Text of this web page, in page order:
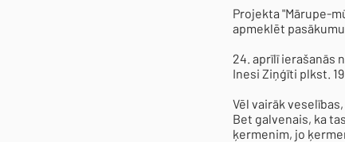
Projekta "Mārupe-
apmeklēt pasākumu
24. aprīlī ierašanās
Inesi Ziņģīti plkst.
Vēl vairāk
Bet galvenais, ka
ķermenim, jo